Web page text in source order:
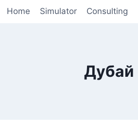
Home Simulator Consulting
Дубай